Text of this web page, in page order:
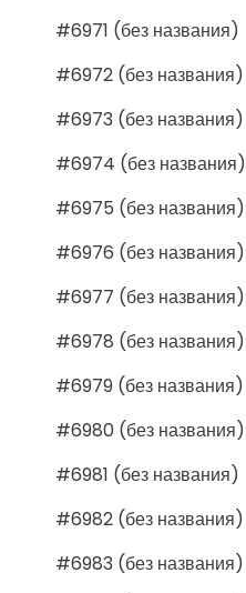
#6971 (без названия)
#6972 (без названия)
#6973 (без названия)
#6974 (без названия)
#6975 (без названия)
#6976 (без названия)
#6977 (без названия)
#6978 (без названия)
#6979 (без названия)
#6980 (без названия)
#6981 (без названия)
#6982 (без названия)
#6983 (без названия)